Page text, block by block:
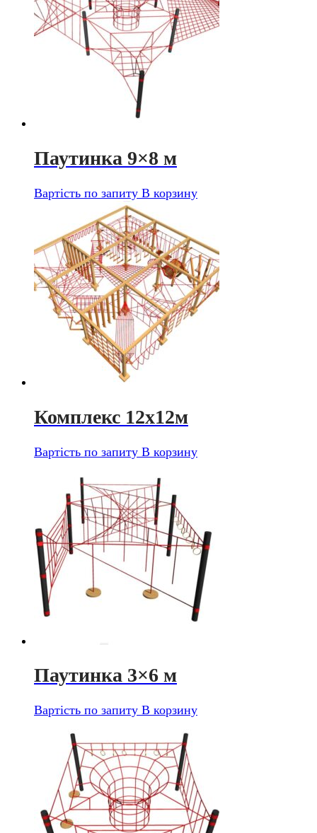
Паутинка 9×8 м
Вартість по запиту В корзину
Комплекс 12х12м
Вартість по запиту В корзину
Паутинка 3×6 м
Вартість по запиту В корзину